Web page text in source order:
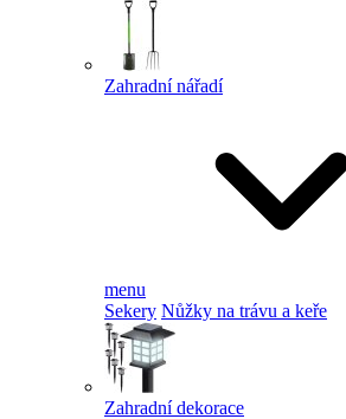
Zahradní nářadí
menu
Sekery Nůžky na trávu a keře
Zahradní dekorace